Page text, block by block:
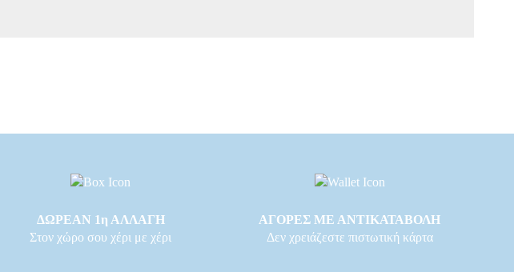
ΔΩΡΕΑΝ 1η ΑΛΛΑΓΗ
Στον χώρο σου χέρι με χέρι
ΑΓΟΡΕΣ ΜΕ ΑΝΤΙΚΑΤΑΒΟΛΗ
Δεν χρειάζεστε πιστωτική κάρτα